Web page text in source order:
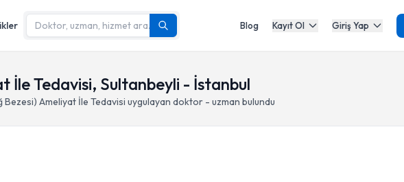
Blog Kayıt Ol Giriş Yap
İle Tedavisi, Sultanbeyli - İstanbul
Bezesi) Ameliyat İle Tedavisi uygulayan doktor - uzman bulundu